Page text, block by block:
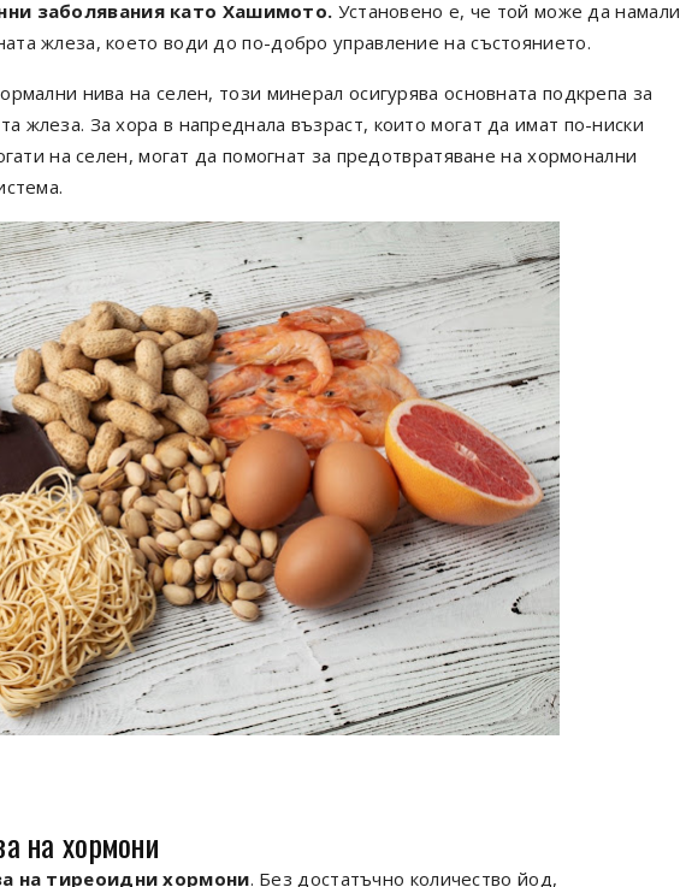
заболявания като Хашимото. Установено е, че той може да намали
жлеза, което води до по-добро управление на състоянието.
нива на селен, този минерал осигурява основната подкрепа за
жлеза. За хора в напреднала възраст, които могат да имат по-ниски
на селен, могат да помогнат за предотвратяване на хормонални
на хормони
на тиреоидни хормони. Без достатъчно количество йод,